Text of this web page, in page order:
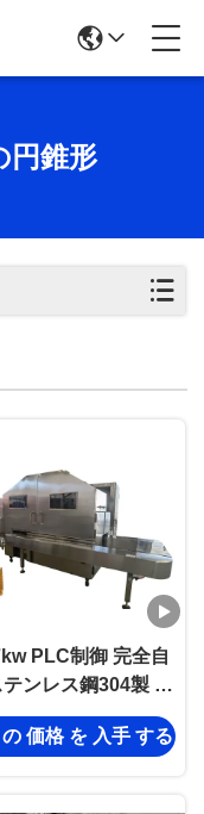
円錐形
PLC制御 完全自
ンレス鋼304製 砂
糖コーン製造機
価格 を 入手 する